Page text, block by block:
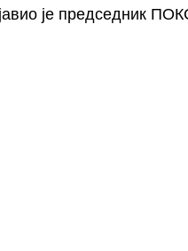
је председник